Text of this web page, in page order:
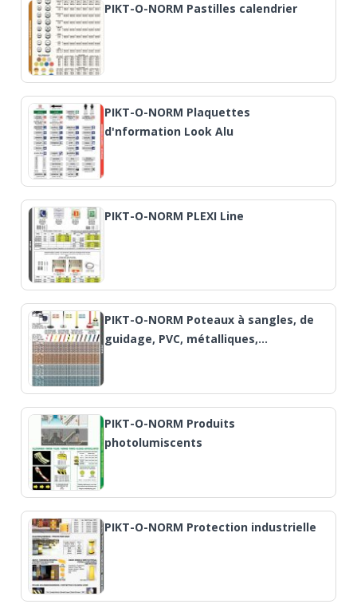
PIKT-O-NORM Pastilles calendrier
PIKT-O-NORM Plaquettes
d'nformation Look Alu
PIKT-O-NORM PLEXI Line
PIKT-O-NORM Poteaux à sangles, de
guidage, PVC, métalliques,…
PIKT-O-NORM Produits
photolumiscents
PIKT-O-NORM Protection industrielle